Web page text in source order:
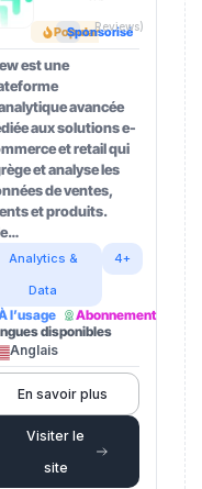
Popular
Sponsorisé
Reviews)
est une
avancée
aux solutions e-
et retail qui
et analyse les
de ventes,
et produits.
Analytics &
Data
4+
l’usage
Abonnement
disponibles
Anglais
En savoir plus
Visiter le
site